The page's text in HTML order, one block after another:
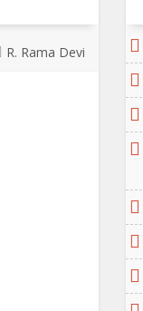
R. Rama Devi